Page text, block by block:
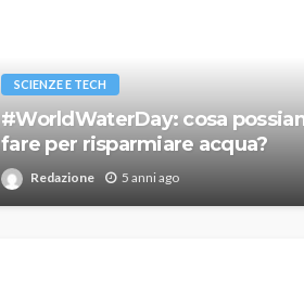
SCIENZE E TECH
#WorldWaterDay: cosa
fare per risparmiare acqua?
Redazione 5 anni ago